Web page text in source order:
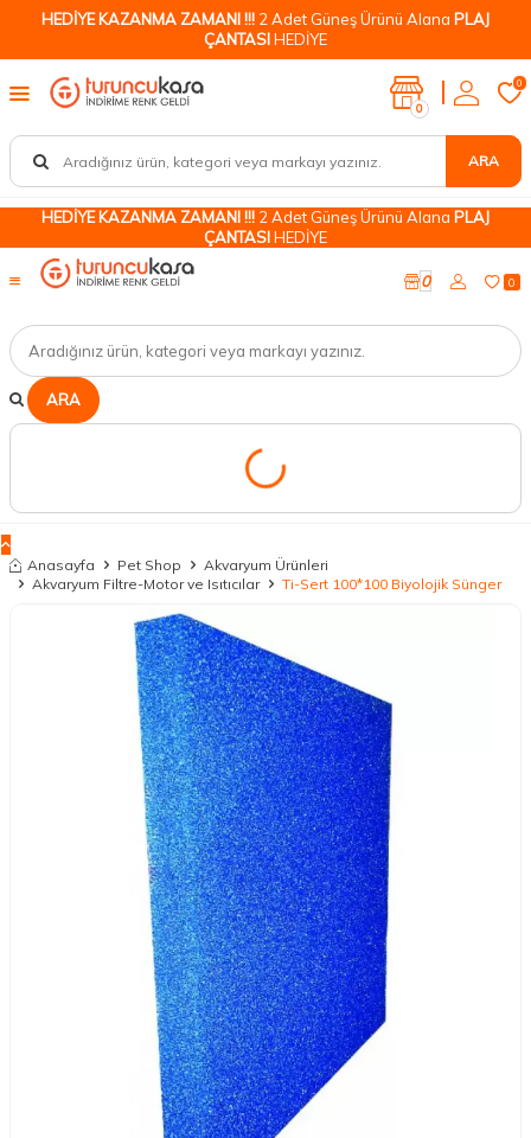
HEDİYE KAZANMA ZAMANI !!! 2 Adet Güneş Ürünü Alana PLAJ
ÇANTASIHEDİYE
ARA
0
0
HEDİYE KAZANMA ZAMANI !!! 2 Adet Güneş Ürünü Alana PLAJ
ÇANTASIHEDİYE
ARA
0 0
Anasayfa Pet Shop
Akvaryum Ürünleri
Akvaryum Filtre-Motor ve Isıtıcılar
Ti-Sert 100*100 Biyolojik Sünger